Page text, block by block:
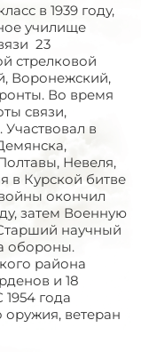
в 1939 году,
училище
23
стрелковой
Воронежский,
Во время
связи,
в
Невеля,
в Курской битве
окончил
затем Военную
научный
обороны.
района
и 18
года
оружия, ветеран